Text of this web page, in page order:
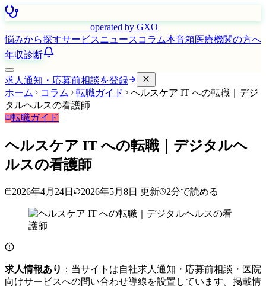
operated by GXO
悩みから探すサービスニュース コラム本音箱医療機関の方へ
年収診断
求人通知・応募前相談を登録
ホーム
コラム 転職ガイド
ヘルスケア IT への転職｜デジ
タルヘルスの看護師
転職ガイド
ヘルスケア IT への転職｜デジタルヘ
ルスの看護師
2026年4月24日 2026年5月8日 更新 2分で読める
求人情報あり ：当サイトは自社求人通知・応募前相談・医院
向けサービスへの問い合わせ導線を設置しています。掲載情